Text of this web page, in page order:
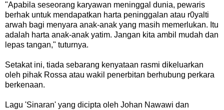
"Apabila seseorang karyawan meninggal dunia, pewaris
berhak untuk mendapatkan harta peninggalan atau r0yalti
arwah bagi menyara anak-anak yang masih memerlukan. Itu
adalah harta anak-anak yatim. Jangan kita ambil mudah dan
lepas tangan," tuturnya.
Setakat ini, tiada sebarang kenyataan rasmi dikeluarkan
oleh pihak Rossa atau wakil penerbitan berhubung perkara
berkenaan.
Lagu 'Sinaran' yang dicipta oleh Johan Nawawi dan